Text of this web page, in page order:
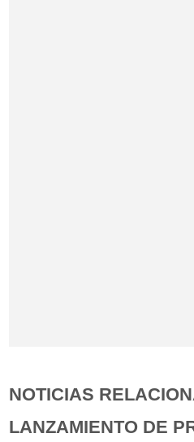
NOTICIAS
LANZAMIENTO DE